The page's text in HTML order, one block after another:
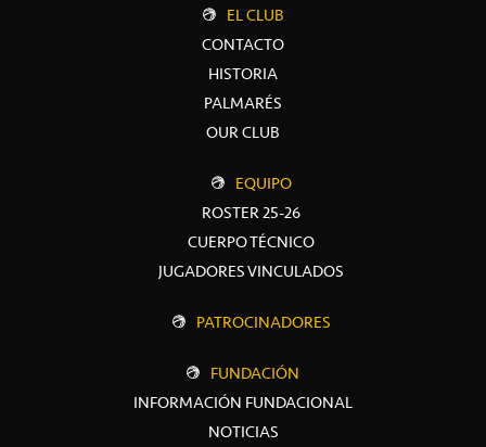
EL CLUB
CONTACTO
HISTORIA
PALMARÉS
OUR CLUB
EQUIPO
ROSTER 25-26
CUERPO TÉCNICO
JUGADORES VINCULADOS
PATROCINADORES
FUNDACIÓN
INFORMACIÓN FUNDACIONAL
NOTICIAS